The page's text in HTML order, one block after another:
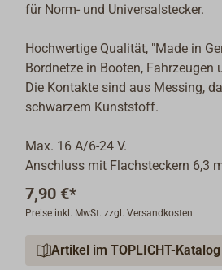
für Norm- und Universalstecker.
Hochwertige Qualität, "Made in
Bordnetze in Booten, Fahrzeugen
Die Kontakte sind aus Messing,
schwarzem Kunststoff.
Max. 16 A/6-24 V.
Anschluss mit Flachsteckern 6,3
7,90 €*
Preise inkl. MwSt. zzgl. Versandkosten
Artikel im TOPLICHT-